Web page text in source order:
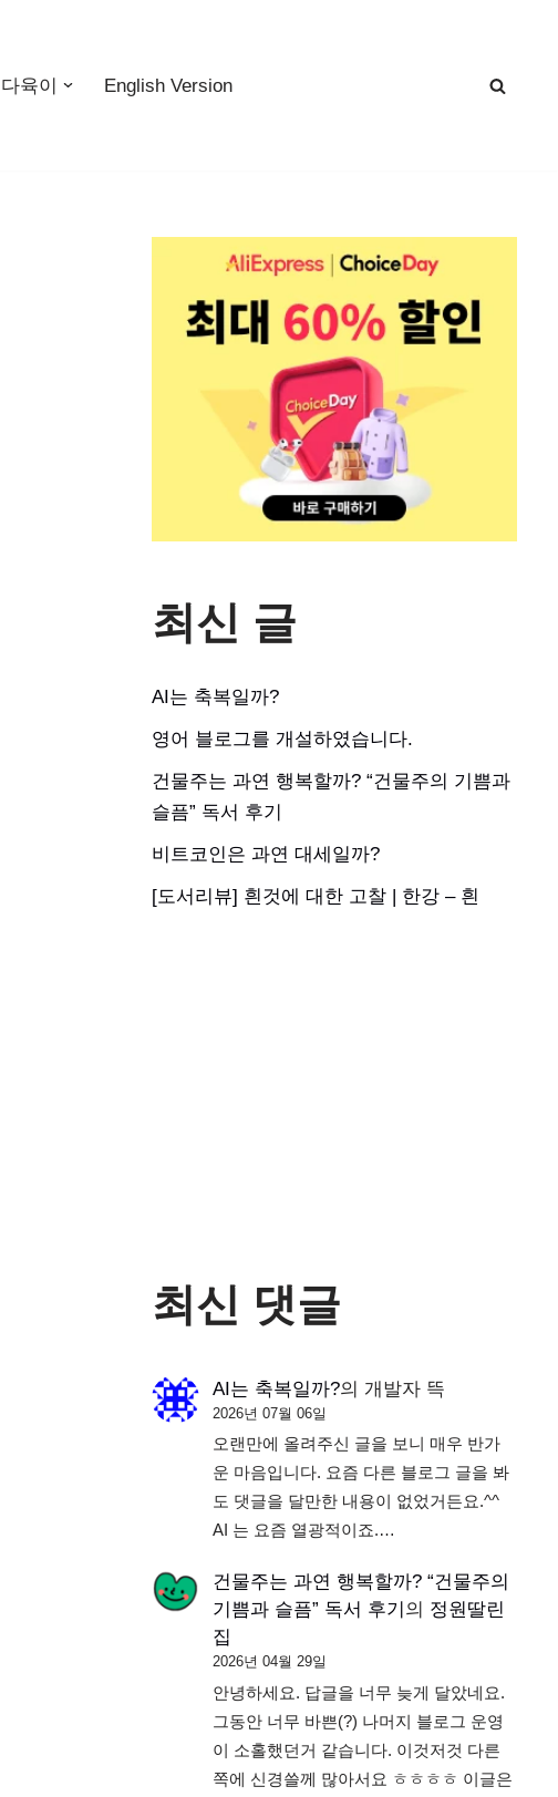
다육이 English Version
최신 글
AI는 축복일까?
영어 블로그를 개설하였습니다.
건물주는 과연 행복할까? “건물주의 기쁨과
슬픔” 독서 후기
비트코인은 과연 대세일까?
[도서리뷰] 흰것에 대한 고찰 | 한강 – 흰
최신 댓글
AI는 축복일까?의 개발자 뜩
2026년 07월 06일
오랜만에 올려주신 글을 보니 매우 반가
운 마음입니다. 요즘 다른 블로그 글을 봐
도 댓글을 달만한 내용이 없었거든요.^^
AI 는 요즘 열광적이죠.…
건물주는 과연 행복할까? “건물주의
기쁨과 슬픔” 독서 후기 의 정원딸린
집
2026년 04월 29일
안녕하세요. 답글을 너무 늦게 달았네요.
그동안 너무 바쁜(?) 나머지 블로그 운영
이 소홀했던거 같습니다. 이것저것 다른
쪽에 신경쓸께 많아서요 ㅎㅎㅎㅎ 이글은